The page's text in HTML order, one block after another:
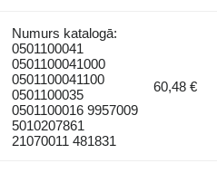
Numurs katalogā:
0501100041
0501100041000
0501100041100
0501100035
0501100016 9957009
5010207861
21070011 481831
60,48 €